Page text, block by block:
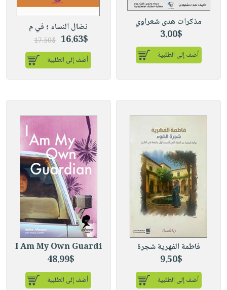
مذكرات هدى شعراوي
3.00$
أضف إلى الطلبية
نضال النساء ؛ في م
16.63$
17.50$
أضف إلى الطلبية
فاطمة الفهرية شجرة
9.50$
أضف إلى الطلبية
I Am My Own Guardi
48.99$
أضف إلى الطلبية